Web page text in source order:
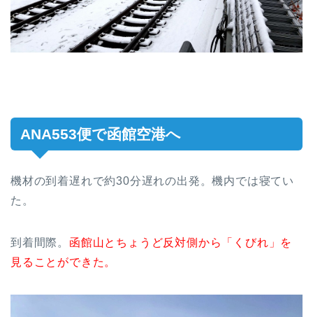
ANA553便で函館空港へ
機材の到着遅れで約30分遅れの出発。機内では寝てい
た。
到着間際。 函館山とちょうど反対側から「くびれ」を
見ることができた。